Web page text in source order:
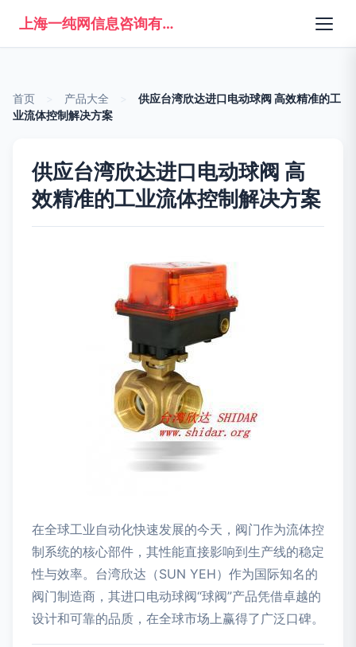
上海一纯网信息咨询有限公司
首页 产品大全
供应台湾欣达进口电动球阀 高效精准的工
业流体控制解决方案
供应台湾欣达进口电动球阀 高
效精准的工业流体控制解决方案
在全球工业自动化快速发展的今天，阀门作为流体控
制系统的核心部件，其性能直接影响到生产线的稳定
性与效率。台湾欣达（SUN YEH）作为国际知名的
阀门制造商，其进口电动球阀“球阀”产品凭借卓越的
设计和可靠的品质，在全球市场上赢得了广泛口碑。